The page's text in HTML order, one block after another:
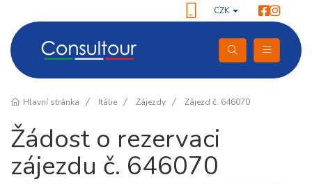
CZK
Hlavní stránka Itálie Zájezdy Zájezd č. 646070
Žádost o rezervaci
zájezdu č. 646070